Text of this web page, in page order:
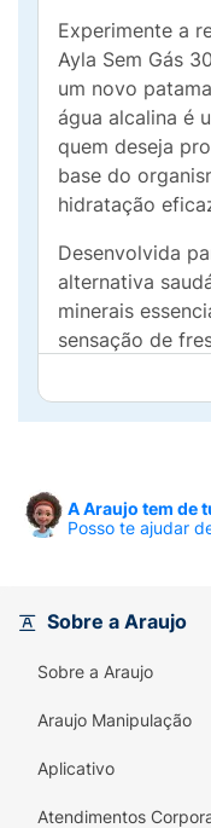
Experimente a
Ayla Sem Gás
um novo
água alcalina é
quem deseja
base do
hidratação
Desenvolvida
alternativa
minerais
sensação de
ela é ideal para
casa, no
físicas.
tornando-se
seu estilo de
de maneira
A Araujo tem de
Posso te ajudar
Sobre a Araujo
Sobre a Araujo
Araujo Manipulação
Aplicativo
Atendimentos